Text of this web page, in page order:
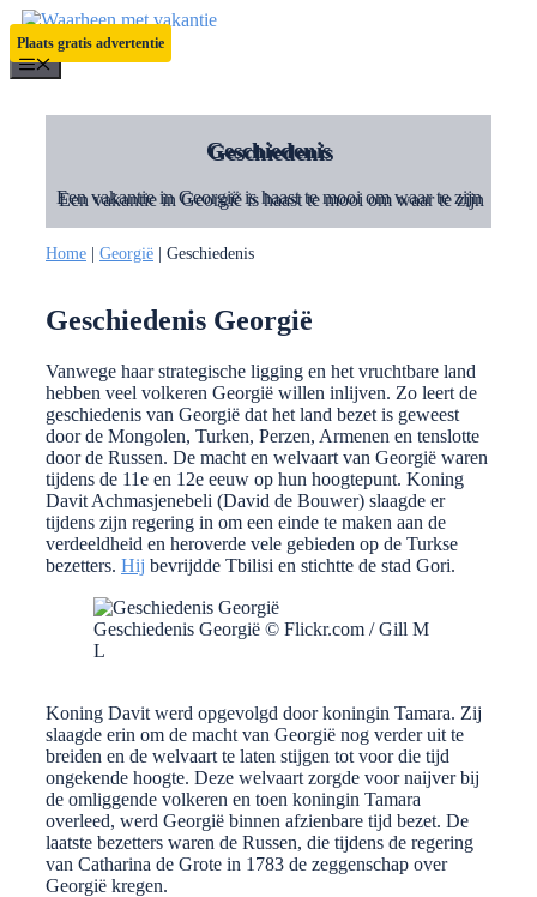
Ga
naar
de
inhoud
Plaats gratis advertentie
Menu
Geschiedenis
Een vakantie in Georgië is haast te mooi om waar te zijn
Home Georgië Geschiedenis
Geschiedenis Georgië
Vanwege haar strategische ligging en het vruchtbare land
hebben veel volkeren Georgië willen inlijven. Zo leert de
geschiedenis van Georgië dat het land bezet is geweest
door de Mongolen, Turken, Perzen, Armenen en tenslotte
door de Russen. De macht en welvaart van Georgië waren
tijdens de 11e en 12e eeuw op hun hoogtepunt. Koning
Davit Achmasjenebeli (David de Bouwer) slaagde er
tijdens zijn regering in om een einde te maken aan de
verdeeldheid en heroverde vele gebieden op de Turkse
bezetters. Hij bevrijdde Tbilisi en stichtte de stad Gori.
Geschiedenis Georgië © Flickr.com / Gill M
L
Koning Davit werd opgevolgd door koningin Tamara. Zij
slaagde erin om de macht van Georgië nog verder uit te
breiden en de welvaart te laten stijgen tot voor die tijd
ongekende hoogte. Deze welvaart zorgde voor naijver bij
de omliggende volkeren en toen koningin Tamara
overleed, werd Georgië binnen afzienbare tijd bezet. De
laatste bezetters waren de Russen, die tijdens de regering
van Catharina de Grote in 1783 de zeggenschap over
Georgië kregen.